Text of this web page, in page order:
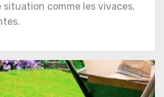
situation comme les vivaces,